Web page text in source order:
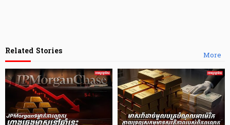
More
Related Stories